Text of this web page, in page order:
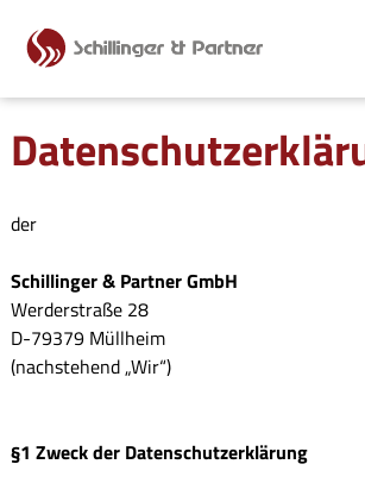
der
Schillinger & Partner GmbH
Werderstraße 28
D-79379 Müllheim
(nachstehend „Wir“)
§1 Zweck der Datenschutzerklärung